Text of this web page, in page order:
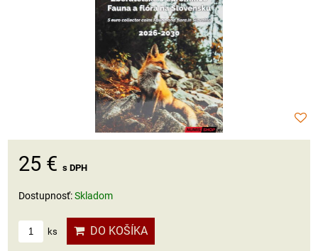
25 € s DPH
Dostupnosť:Skladom
ks DO KOŠÍKA